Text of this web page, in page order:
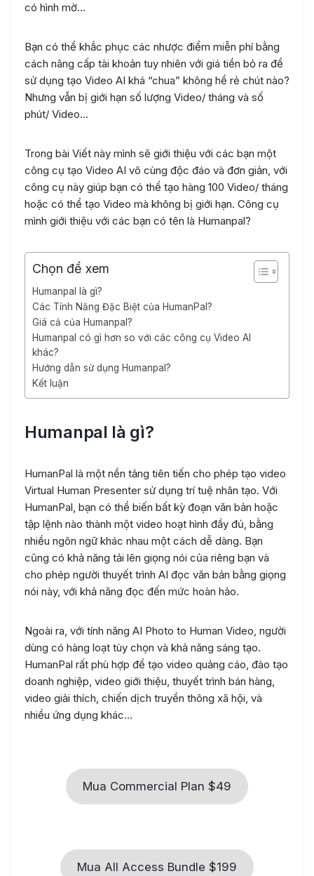
có hình mờ…
Bạn có thể khắc phục các nhược điểm miễn phí bằng
cách nâng cấp tài khoản tuy nhiên với giá tiền bỏ ra để
sử dụng tạo Video AI khá “chua” không hề rẻ chút nào?
Nhưng vẫn bị giới hạn số lượng Video/ tháng và số
phút/ Video…
Trong bài Viết này mình sẽ giới thiệu với các bạn một
công cụ tạo Video AI vô cùng độc đáo và đơn giản, với
công cụ này giúp bạn có thể tạo hàng 100 Video/ tháng
hoặc có thể tạo Video mà không bị giới hạn. Công cụ
mình giới thiệu với các bạn có tên là Humanpal?
Chọn để xem
Humanpal là gì?
Các Tính Năng Đặc Biệt của HumanPal?
Giá cả của Humanpal?
Humanpal có gì hơn so với các công cụ Video AI
khác?
Hướng dẫn sử dụng Humanpal?
Kết luận
Humanpal là gì?
HumanPal là một nền tảng tiên tiến cho phép tạo video
Virtual Human Presenter sử dụng trí tuệ nhân tạo. Với
HumanPal, bạn có thể biến bất kỳ đoạn văn bản hoặc
tập lệnh nào thành một video hoạt hình đầy đủ, bằng
nhiều ngôn ngữ khác nhau một cách dễ dàng. Bạn
cũng có khả năng tải lên giọng nói của riêng bạn và
cho phép người thuyết trình AI đọc văn bản bằng giọng
nói này, với khả năng đọc đến mức hoàn hảo.
Ngoài ra, với tính năng AI Photo to Human Video, người
dùng có hàng loạt tùy chọn và khả năng sáng tạo.
HumanPal rất phù hợp để tạo video quảng cáo, đào tạo
doanh nghiệp, video giới thiệu, thuyết trình bán hàng,
video giải thích, chiến dịch truyền thông xã hội, và
nhiều ứng dụng khác…
Mua Commercial Plan $49
Mua All Access Bundle $199